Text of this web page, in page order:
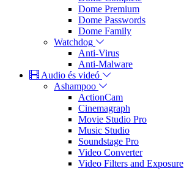
Dome Premium
Dome Passwords
Dome Family
Watchdog
Anti-Virus
Anti-Malware
Audio és videó
Ashampoo
ActionCam
Cinemagraph
Movie Studio Pro
Music Studio
Soundstage Pro
Video Converter
Video Filters and Exposure